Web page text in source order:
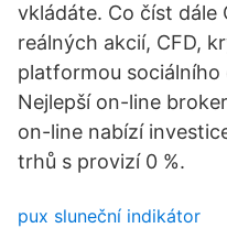
vkládáte. Co číst dále
reálných akcií, CFD,
platformou sociálního
Nejlepší on-line
on-line nabízí
trhů s provizí 0 %.
pux sluneční indikátor